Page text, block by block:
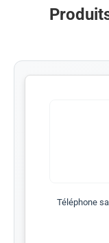
Téléphone